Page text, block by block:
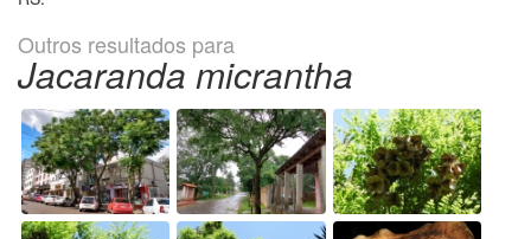
Outros resultados para
Jacaranda micrantha